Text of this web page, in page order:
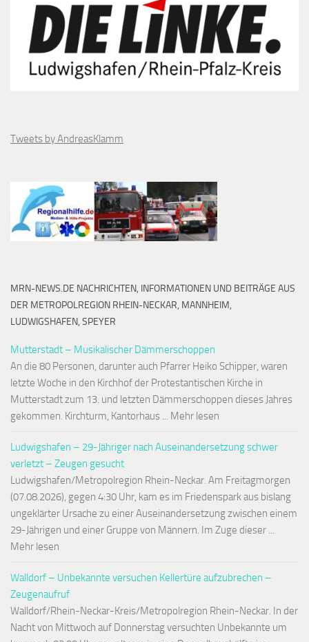
Tweets by AndreasKlamm
MRN-NEWS.DE NACHRICHTEN, INFORMATIONEN UND BEITRÄGE AUS
DER METROPOLREGION RHEIN-NECKAR, MANNHEIM,
LUDWIGSHAFEN, SPEYER
Mutterstadt – Musikalischer Dämmerschoppen
An die 80 Personen, darunter auch Pfarrer Heiko Schipper, waren
letzte Woche in den Kirchhof der Protestantischen Kirche in
Mutterstadt zum 13. und letzten Dämmerschoppen dieses Jahres
gekommen. Kirchturm, Kantorhaus ... Mehr lesen
Ludwigshafen – 29-Jähriger nach Auseinandersetzung schwer
verletzt – Zeugen gesucht
Ludwigshafen/Metropolregion Rhein-Neckar. Am Freitagmorgen
(07.08.2026), gegen 4:30 Uhr, kam es im Friedenspark aus bislang
ungeklärter Ursache zu einer Auseinandersetzung zwischen einem
29-Jährigen und einer Gruppe von Männern. Im Zuge dieser ...
Mehr lesen
Walldorf – Unbekannte versuchen Kellertüre aufzubrechen –
Zeugenaufruf
Walldorf/Rhein-Neckar-Kreis/Metropolregion Rhein-Neckar. In der
Nacht von Mittwoch auf Donnerstag versuchten Unbekannte um